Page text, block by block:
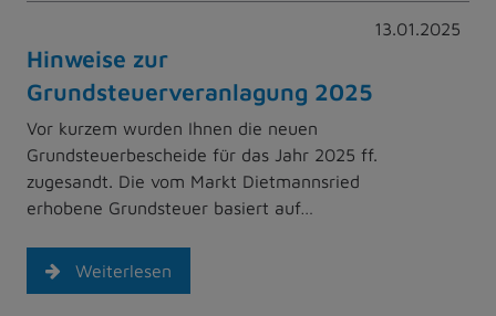
13.01.2025
Hinweise zur
Grundsteuerveranlagung 2025
Vor kurzem wurden Ihnen die neuen
Grundsteuerbescheide für das Jahr 2025 ff.
zugesandt. Die vom Markt Dietmannsried
erhobene Grundsteuer basiert auf…
Weiterlesen